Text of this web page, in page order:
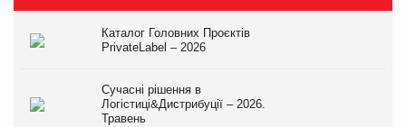
Каталог Головних Проєктів
PrivateLabel – 2026
Сучасні рішення в
Логістиці&Дистрибуції – 2026.
Травень